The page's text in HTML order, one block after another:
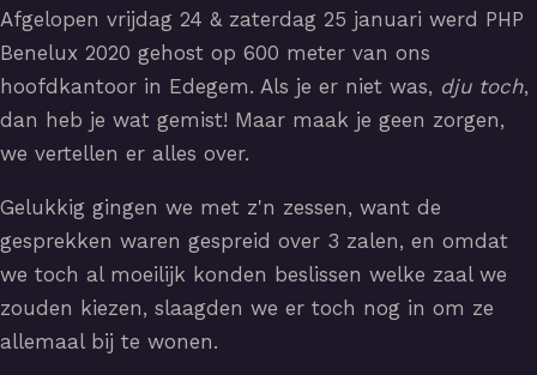
Afgelopen vrijdag 24 & zaterdag 25 januari werd PHP
Benelux 2020 gehost op 600 meter van ons
hoofdkantoor in Edegem. Als je er niet was, dju toch,
dan heb je wat gemist! Maar maak je geen zorgen,
we vertellen er alles over.
Gelukkig gingen we met z'n zessen, want de
gesprekken waren gespreid over 3 zalen, en omdat
we toch al moeilijk konden beslissen welke zaal we
zouden kiezen, slaagden we er toch nog in om ze
allemaal bij te wonen.